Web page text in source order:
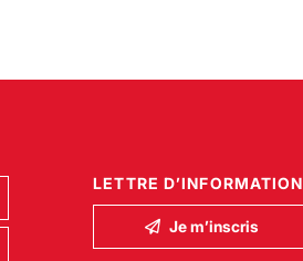
LETTRE D’INFORMATION
Je m’inscris